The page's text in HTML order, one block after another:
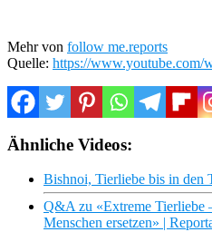
Mehr von follow me.reports
Quelle: https://
Ähnliche Videos:
Bishnoi, Tierliebe bis in den
Q&A zu «Extreme Tierliebe
Menschen ersetzen» |